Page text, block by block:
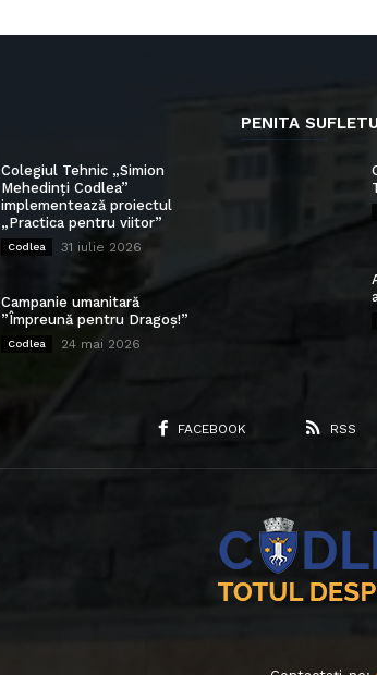
Colegiul Tehnic „Simion
Mehedinți Codlea”
implementează proiectul
„Practica pentru viitor”
Codlea 31 iulie 2026
Campanie umanitară
”Împreună pentru Dragoș!”
Codlea 24 mai 2026
PENITA
FACEBOOK RSS